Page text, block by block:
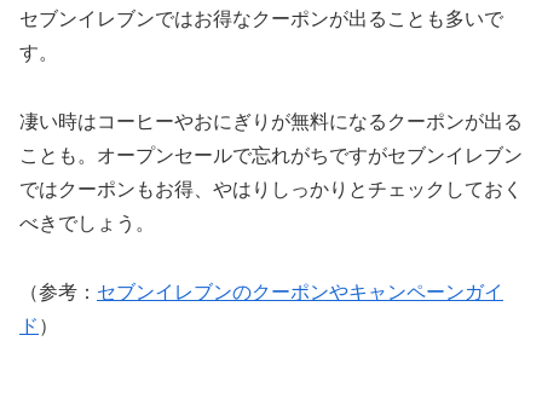
セブンイレブンではお得なクーポンが出ることも多いで
す。
凄い時はコーヒーやおにぎりが無料になるクーポンが出る
ことも。オープンセールで忘れがちですがセブンイレブン
ではクーポンもお得、やはりしっかりとチェックしておく
べきでしょう。
（参考： セブンイレブンのクーポンやキャンペーンガイ
ド ）